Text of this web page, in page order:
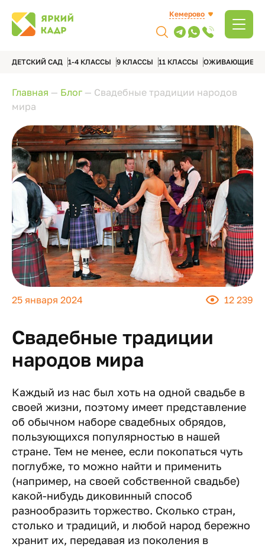
Кемерово
ДЕТСКИЙ САД 1-4 КЛАССЫ 9 КЛАССЫ 11 КЛАССЫ ОЖИВАЮЩИЕ
Главная — Блог — Свадебные традиции народов
мира
25 января 2024 12 239
Свадебные традиции
народов мира
Каждый из нас был хоть на одной свадьбе в
своей жизни, поэтому имеет представление
об обычном наборе свадебных обрядов,
пользующихся популярностью в нашей
стране. Тем не менее, если покопаться чуть
поглубже, то можно найти и применить
(например, на своей собственной свадьбе)
какой-нибудь диковинный способ
разнообразить торжество. Сколько стран,
столько и традиций, и любой народ бережно
хранит их, передавая из поколения в